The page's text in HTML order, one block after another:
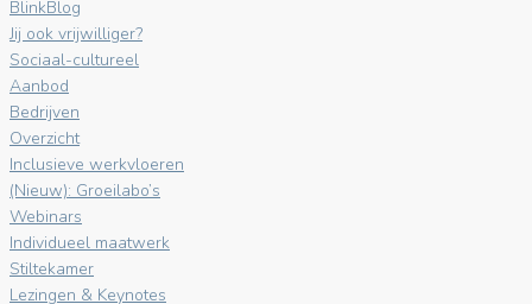
BlinkBlog
Jij ook vrijwilliger?
Sociaal-cultureel
Aanbod
Bedrijven
Overzicht
Inclusieve werkvloeren
(Nieuw): Groeilabo’s
Webinars
Individueel maatwerk
Stiltekamer
Lezingen & Keynotes